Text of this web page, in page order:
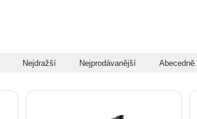
Nejdražší Nejprodávanější Abecedně